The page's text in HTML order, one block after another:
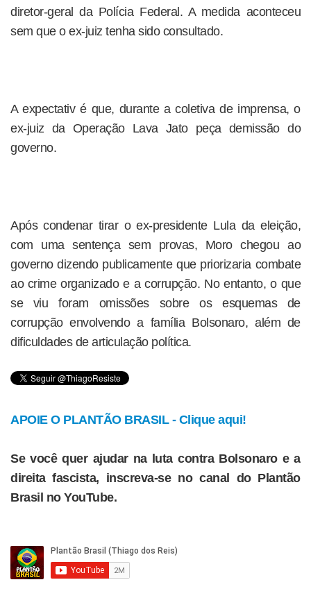
diretor-geral da Polícia Federal. A medida aconteceu
sem que o ex-juiz tenha sido consultado.
A expectativ é que, durante a coletiva de imprensa, o
ex-juiz da Operação Lava Jato peça demissão do
governo.
Após condenar tirar o ex-presidente Lula da eleição,
com uma sentença sem provas, Moro chegou ao
governo dizendo publicamente que priorizaria combate
ao crime organizado e a corrupção. No entanto, o que
se viu foram omissões sobre os esquemas de
corrupção envolvendo a família Bolsonaro, além de
dificuldades de articulação política.
APOIE O PLANTÃO BRASIL - Clique aqui!
Se você quer ajudar na luta contra Bolsonaro e a
direita fascista, inscreva-se no canal do Plantão
Brasil no YouTube.